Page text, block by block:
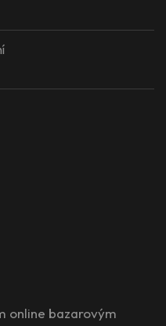
online bazarovým